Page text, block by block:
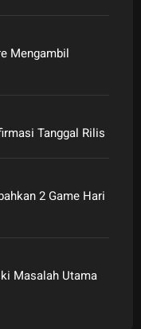
Mengambil
Tanggal Rilis
2 Game Hari
Masalah Utama